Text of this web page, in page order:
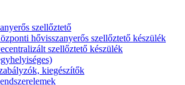
szellőztető
hővisszanyerős szellőztető készülék
szellőztető készülék
kiegészítők